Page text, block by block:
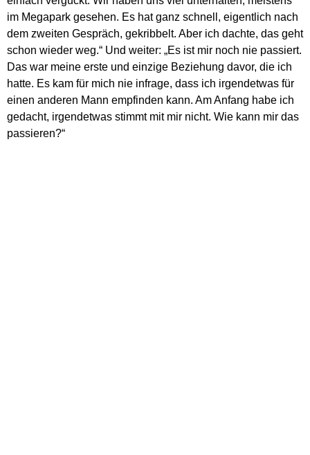
im Megapark gesehen. Es hat ganz schnell, eigentlich nach
dem zweiten Gespräch, gekribbelt. Aber ich dachte, das geht
schon wieder weg.“ Und weiter: „Es ist mir noch nie passiert.
Das war meine erste und einzige Beziehung davor, die ich
hatte. Es kam für mich nie infrage, dass ich irgendetwas für
einen anderen Mann empfinden kann. Am Anfang habe ich
gedacht, irgendetwas stimmt mit mir nicht. Wie kann mir das
passieren?“